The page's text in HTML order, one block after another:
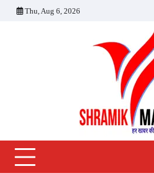
Thu, Aug 6, 2026